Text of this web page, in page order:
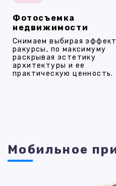
Фотосъемка
недвижимости
Снимаем выбирая
ракурсы, по максимуму
раскрывая эстетику
архитектуры и ее
практическую ценность.
Мобильное